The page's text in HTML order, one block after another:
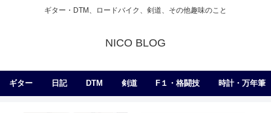
ギター・DTM、ロードバイク、剣道、その他趣味のこと
NICO BLOG
ギター 日記 DTM 剣道 F１・格闘技 時計・万年筆